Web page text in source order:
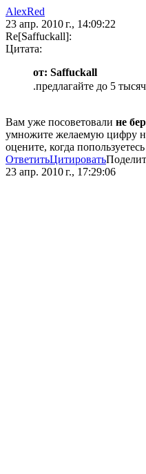
AlexRed
23 апр. 2010 г., 14:09:22
Re[Saffuckall]:
Цитата:
от: Saffuckall
.предлагайте до 5
Вам уже посоветовали не
умножите желаемую цифру
оцените, когда
ОтветитьЦитировать
23 апр. 2010 г., 17:29:06